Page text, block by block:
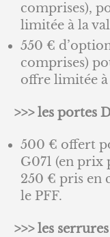
comprises),
limitée à la
550 €
comprises)
offre limitée à
>>> les portes
500 € offert
G071 (en
250 € pris en
le PFF.
>>> les